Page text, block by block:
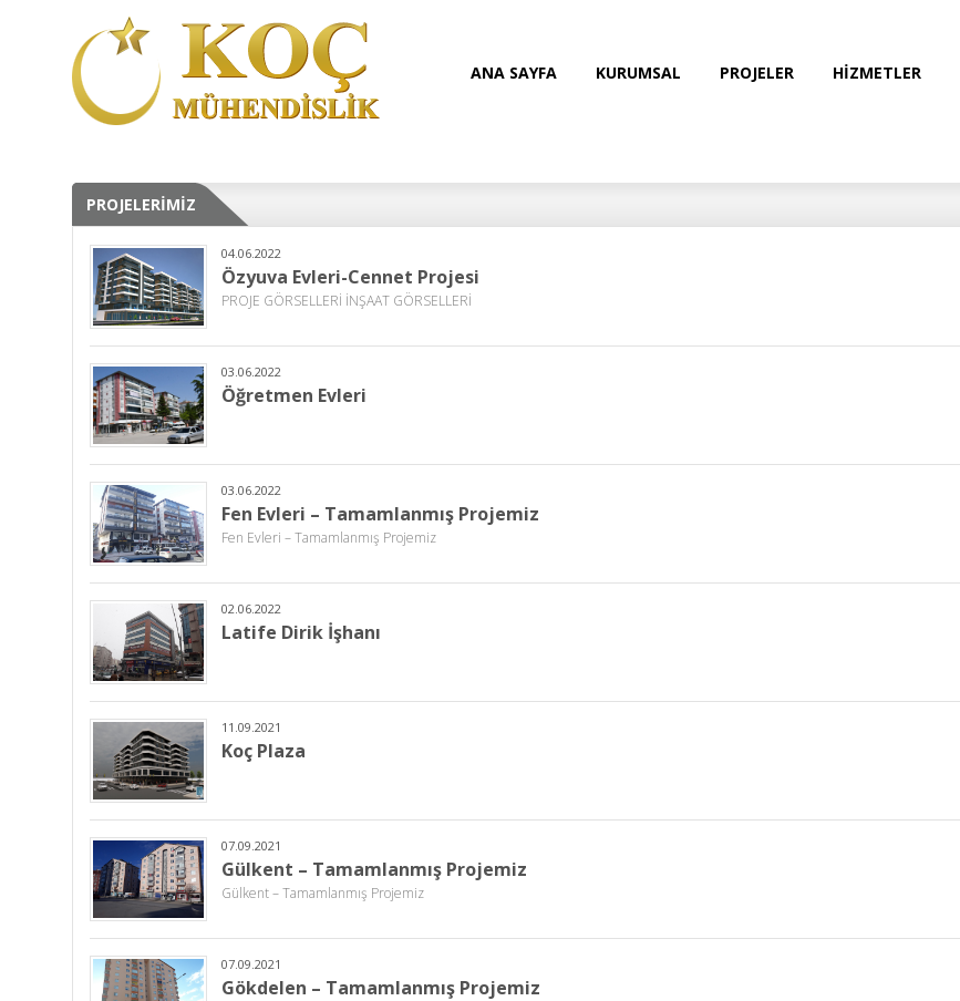
ANA SAYFA KURUMSAL PROJELER HİZMETLER
PROJELERİMİZ
04.06.2022
Özyuva Evleri-Cennet Projesi
PROJE GÖRSELLERİ İNŞAAT GÖRSELLERİ
03.06.2022
Öğretmen Evleri
03.06.2022
Fen Evleri – Tamamlanmış Projemiz
Fen Evleri – Tamamlanmış Projemiz
02.06.2022
Latife Dirik İşhanı
11.09.2021
Koç Plaza
07.09.2021
Gülkent – Tamamlanmış Projemiz
Gülkent – Tamamlanmış Projemiz
07.09.2021
Gökdelen – Tamamlanmış Projemiz